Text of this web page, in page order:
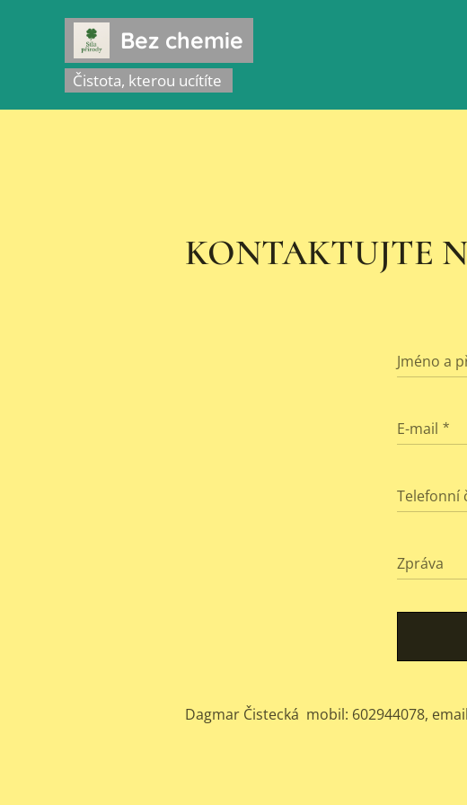
Bez chemie
Čistota, kterou ucítíte
KONTAKTUJTE
Jméno a
E-mail
Telefonní
Zpráva
Dagmar Čistecká mobil: 602944078,